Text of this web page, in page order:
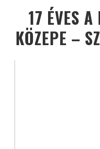
17 ÉVES
KÖZEPE –